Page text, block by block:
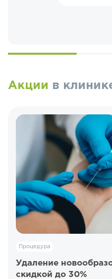
Акции в
Процедура
Удаление
скидкой до 30%